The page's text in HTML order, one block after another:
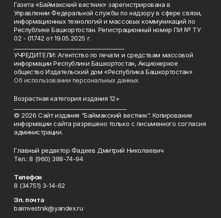
Газета «Баймакский вестник» зарегистрирована в
Управлении Федеральной службы по надзору в сфере связи,
информационных технологий и массовых коммуникаций по
Республике Башкортостан. Регистрационный номер ПИ № ТУ
02 - 01742 от 19.05.2025 г.
УЧРЕДИТЕЛИ: Агентство по печати и средствам массовой
информации Республики Башкортостан, Акционерное
общество Издательский дом «Республика Башкортостан»
Об использовании персональных данных
Возрастная категория издания 12+
© 2026 Сайт издания "Баймакский вестник". Копирование
информации сайта разрешено только с письменного согласия
администрации.
Главный редактор Фадеев Дмитрий Николаевич
Тел.: 8 (960) 388-74-94
Телефон
8 (34751) 3-14-62
Эл. почта
baimvestnik@yandex.ru